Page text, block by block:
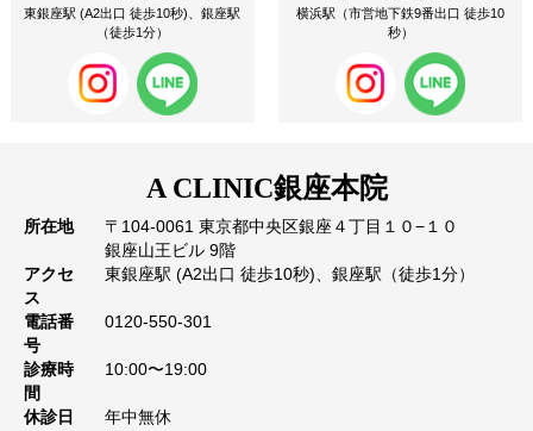
東銀座駅 (A2出口 徒歩10秒)、銀座駅
（徒歩1分）
横浜駅（市営地下鉄9番出口 徒歩10
秒）
A CLINIC銀座本院
所在地
〒104-0061 東京都中央区銀座４丁目１０−１０
銀座山王ビル 9階
アクセ
ス
東銀座駅 (A2出口 徒歩10秒)、銀座駅（徒歩1分）
電話番
号
0120-550-301
診療時
間
10:00〜19:00
休診日
年中無休